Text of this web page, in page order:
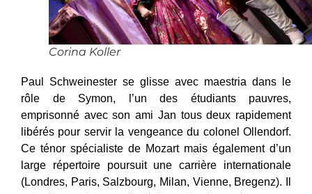
Corina Koller
Paul Schweinester se glisse avec maestria dans le
rôle de Symon, l’un des étudiants pauvres,
emprisonné avec son ami Jan tous deux rapidement
libérés pour servir la vengeance du colonel Ollendorf.
Ce ténor spécialiste de Mozart mais également d’un
large répertoire poursuit une carrière internationale
(Londres, Paris, Salzbourg, Milan, Vienne, Bregenz). Il